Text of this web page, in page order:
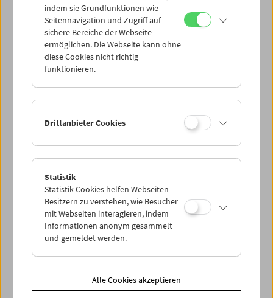
Da capo: The Real Eighties
indem sie Grundfunktionen wie
Seitennavigation und Zugriff auf
sichere Bereiche der Webseite
ermöglichen. Die Webseite kann ohne
diese Cookies nicht richtig
funktionieren.
Drittanbieter Cookies
Statistik
Statistik-Cookies helfen Webseiten-
Besitzern zu verstehen, wie Besucher
mit Webseiten interagieren, indem
Informationen anonym gesammelt
und gemeldet werden.
Alle Cookies akzeptieren